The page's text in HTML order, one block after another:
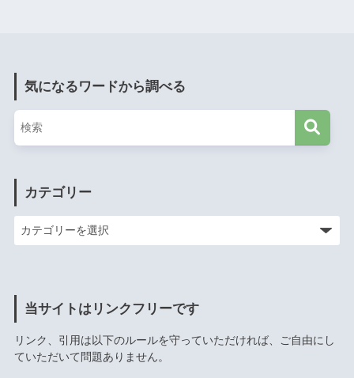
気になるワードから調べる
カテゴリー
当サイトはリンクフリーです
リンク、引用は以下のルールを守っていただければ、ご自由にし
ていただいて問題ありません。